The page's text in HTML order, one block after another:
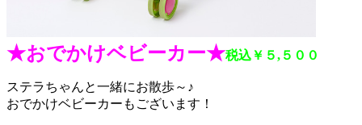
★おでかけベビーカー★税込￥５,５００
ステラちゃんと一緒にお散歩～♪
おでかけベビーカーもございます！